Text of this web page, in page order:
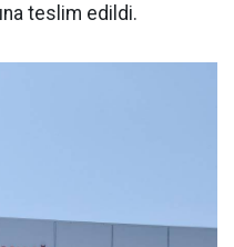
teslim edildi.